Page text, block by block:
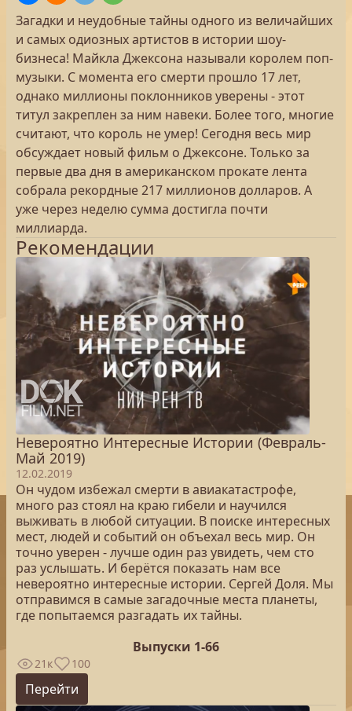
Загадки и неудобные тайны одного из величайших
и самых одиозных артистов в истории шоу-
бизнеса! Майкла Джексона называли королем поп-
музыки. С момента его смерти прошло 17 лет,
однако миллионы поклонников уверены - этот
титул закреплен за ним навеки. Более того, многие
считают, что король не умер! Сегодня весь мир
обсуждает новый фильм о Джексоне. Только за
первые два дня в американском прокате лента
собрала рекордные 217 миллионов долларов. А
уже через неделю сумма достигла почти
миллиарда.
Рекомендации
Невероятно Интересные Истории (Февраль-
Май 2019)
12.02.2019
Он чудом избежал смерти в авиакатастрофе,
много раз стоял на краю гибели и научился
выживать в любой ситуации. В поиске интересных
мест, людей и событий он объехал весь мир. Он
точно уверен - лучше один раз увидеть, чем сто
раз услышать. И берётся показать нам все
невероятно интересные истории. Сергей Доля. Мы
отправимся в самые загадочные места планеты,
где попытаемся разгадать их тайны.
Выпуски 1-66
21к 100
Перейти